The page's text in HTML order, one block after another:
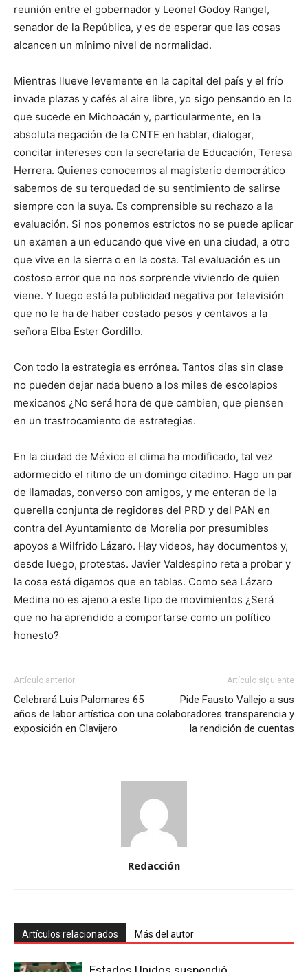
reunión entre el gobernador y Leonel Godoy Rangel,
senador de la República, y es de esperar que las cosas
alcancen un mínimo nivel de normalidad.
Mientras llueve levemente en la capital del país y el frío
invade plazas y cafés al aire libre, yo sigo pensando en lo
que sucede en Michoacán y, particularmente, en la
absoluta negación de la CNTE en hablar, dialogar,
concitar intereses con la secretaria de Educación, Teresa
Herrera. Quienes conocemos al magisterio democrático
sabemos de su terquedad de su sentimiento de salirse
siempre con la suya. Es comprensible su rechazo a la
evaluación. Si nos ponemos estrictos no se puede aplicar
un examen a un educando que vive en una ciudad, a otro
que vive en la sierra o en la costa. Tal evaluación es un
costoso error que no nos sorprende viviendo de quien
viene. Y luego está la publicidad negativa por televisión
que no le ha de haber costado pesos y centavos a la
señora Elba Ester Gordillo.
Con todo la estrategia es errónea. Tantos días sin clase
no pueden dejar nada bueno a los miles de escolapios
mexicanos ¿No será hora de que cambien, que piensen
en un trastrocamiento de estrategias.
En la ciudad de México el clima ha modificado, tal vez
adormecido el ritmo de un domingo citadino. Hago un par
de llamadas, converso con amigos, y me enteran de la
querella conjunta de regidores del PRD y del PAN en
contra del Ayuntamiento de Morelia por presumibles
apoyos a Wilfrido Lázaro. Hay videos, hay documentos y,
desde luego, protestas. Javier Valdespino reta a probar y
la cosa está digamos que en tablas. Como sea Lázaro
Medina no es ajeno a este tipo de movimientos ¿Será
que no ha aprendido a comportarse como un político
honesto?
Artículo anterior
Celebrará Luis Palomares 65
años de labor artística con una
exposición en Clavijero
Artículo siguiente
Pide Fausto Vallejo a sus
colaboradores transparencia y
la rendición de cuentas
Redacción
Artículos relacionados Más del autor